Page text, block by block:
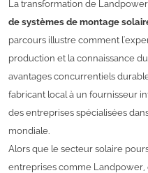
La transformation de
de systèmes de montage
parcours illustre comment
production et la connaissance
avantages concurrentiels
fabricant local à un fournisseur
des entreprises spécialisées
mondiale.
Alors que le secteur solaire
entreprises comme